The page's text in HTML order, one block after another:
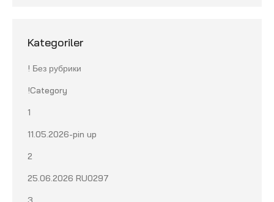
Kategoriler
! Без рубрики
!Category
1
11.05.2026-pin up
2
25.06.2026 RU0297